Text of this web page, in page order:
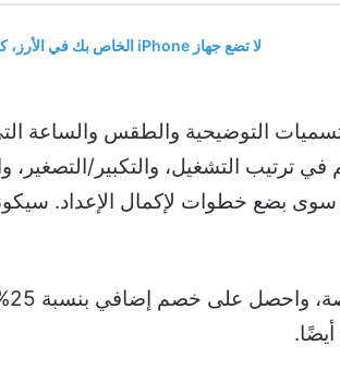
لا تضع جهاز iPhone الخاص بك في الأرز، كما تقول Apple
التوضيحية والطقس والساعة
ترتيب التشغيل، والتكبير/التصغير،
بضع خطوات لإكمال الإعداد.